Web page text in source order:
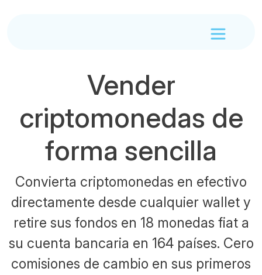
Vender
criptomonedas de
forma sencilla
Convierta criptomonedas en efectivo
directamente desde cualquier wallet y
retire sus fondos en 18 monedas fiat a
su cuenta bancaria en 164 países. Cero
comisiones de cambio en sus primeros